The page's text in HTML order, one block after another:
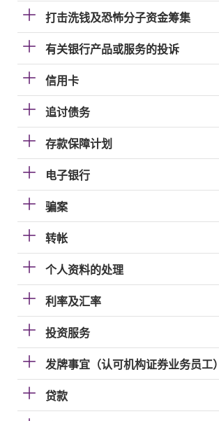
打击洗钱及恐怖分子资金筹集
有关银行产品或服务的投诉
信用卡
追讨债务
存款保障计划
电子银行
骗案
转帐
个人资料的处理
利率及汇率
投资服务
发牌事宜（认可机构证券业务员工）
贷款